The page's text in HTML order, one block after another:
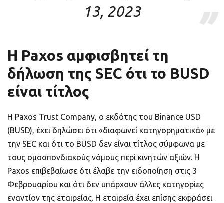
13, 2023
Η Paxos αμφισβητεί τη
δήλωση της SEC ότι το BUSD
είναι τίτλος
Η Paxos Trust Company, ο εκδότης του Binance USD
(BUSD), έχει δηλώσει ότι «διαφωνεί κατηγορηματικά» με
την SEC και ότι το BUSD δεν είναι τίτλος σύμφωνα με
τους ομοσπονδιακούς νόμους περί κινητών αξιών. Η
Paxos επιβεβαίωσε ότι έλαβε την ειδοποίηση στις 3
Φεβρουαρίου και ότι δεν υπάρχουν άλλες κατηγορίες
εναντίον της εταιρείας. Η εταιρεία έχει επίσης εκφράσει